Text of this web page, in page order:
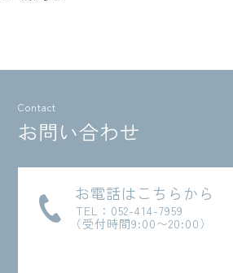
Contact
お問い合わせ
お電話はこちらから
TEL：052-414-7959
（受付時間9:00〜20:00）